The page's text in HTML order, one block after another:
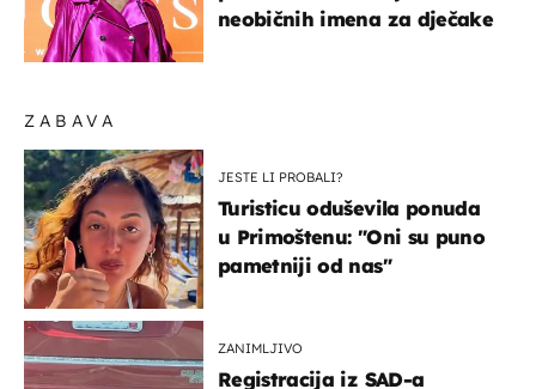
ZABAVA
JESTE LI PROBALI?
Turisticu oduševila ponuda
u Primoštenu: "Oni su puno
pametniji od nas"
ZANIMLJIVO
Registracija iz SAD-a
neobičnih imena za dječake